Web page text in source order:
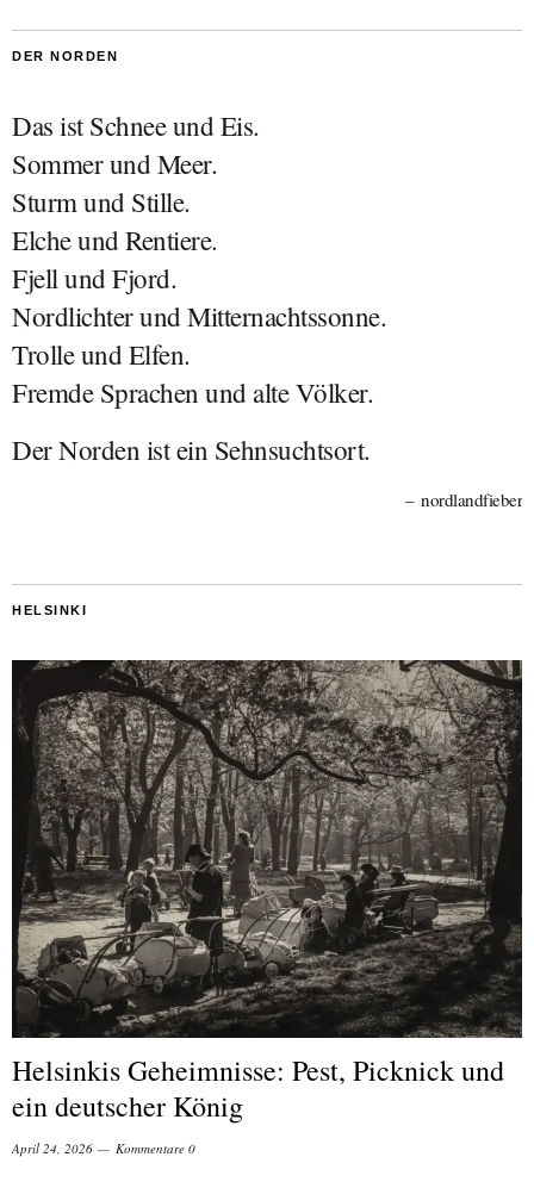
DER NORDEN
Das ist Schnee und Eis.
Sommer und Meer.
Sturm und Stille.
Elche und Rentiere.
Fjell und Fjord.
Nordlichter und Mitternachtssonne.
Trolle und Elfen.
Fremde Sprachen und alte Völker.
Der Norden ist ein Sehnsuchtsort.
nordlandfieber
HELSINKI
Helsinkis Geheimnisse: Pest, Picknick und
ein deutscher König
April 24, 2026 Kommentare 0